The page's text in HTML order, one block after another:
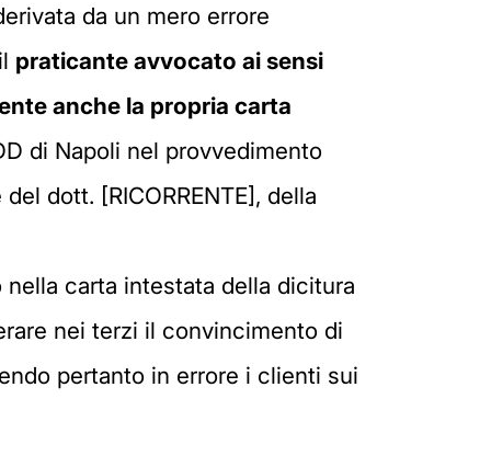
da un mero errore
praticante avvocato ai sensi
anche la propria carta
di Napoli nel provvedimento
dott. [RICORRENTE], della
carta intestata della dicitura
nei terzi il convincimento di
pertanto in errore i clienti sui